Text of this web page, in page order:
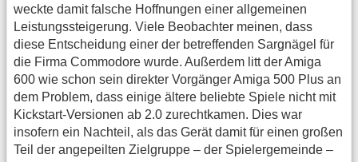
weckte damit falsche Hoffnungen einer allgemeinen
Leistungssteigerung. Viele Beobachter meinen, dass
diese Entscheidung einer der betreffenden Sargnägel für
die Firma Commodore wurde. Außerdem litt der Amiga
600 wie schon sein direkter Vorgänger Amiga 500 Plus an
dem Problem, dass einige ältere beliebte Spiele nicht mit
Kickstart-Versionen ab 2.0 zurechtkamen. Dies war
insofern ein Nachteil, als das Gerät damit für einen großen
Teil der angepeilten Zielgruppe – der Spielergemeinde –